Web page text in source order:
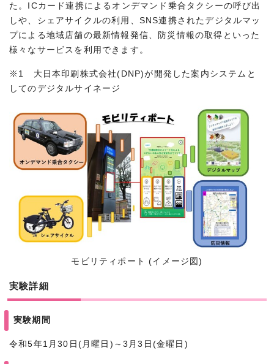
た。ICカード連携によるオンデマンド乗合タクシーの呼び出
しや、シェアサイクルの利用、SNS連携されたデジタルマッ
プによる地域店舗の最新情報発信、防災情報の取得といった
様々なサービスを利用できます。
※1 大日本印刷株式会社(DNP)が開発した案内システムと
してのデジタルサイネージ
モビリティポート (イメージ図)
実験詳細
実験期間
令和5年1月30日(月曜日)～3月3日(金曜日)